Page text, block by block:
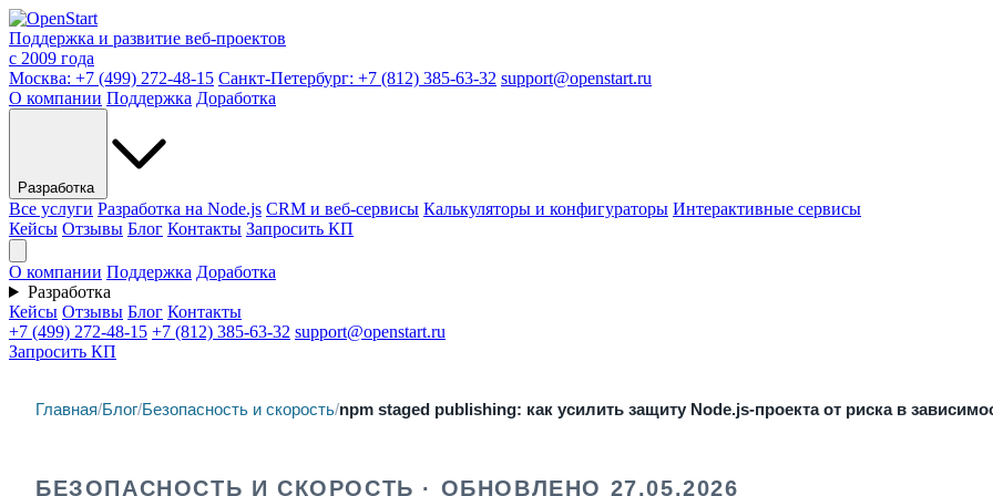
Поддержка и развитие веб-проектов
с 2009 года
Москва: +7 (499) 272-48-15 Санкт-Петербург: +7 (812) 385-63-32 support@openstart.ru
О компании Поддержка Доработка
Разработка
Все услуги Разработка на Node.js CRM и веб-сервисы Калькуляторы и конфигураторы Интерактивные сервисы
Кейсы Отзывы Блог Контакты Запросить КП
О компании Поддержка Доработка
Разработка
Кейсы Отзывы Блог Контакты
+7 (499) 272-48-15 +7 (812) 385-63-32 support@openstart.ru
Запросить КП
Главная/Блог/Безопасность и скорость/npm staged publishing: как усилить защиту Node.js-проекта от риска в
БЕЗОПАСНОСТЬ И СКОРОСТЬ · ОБНОВЛЕНО 27.05.2026